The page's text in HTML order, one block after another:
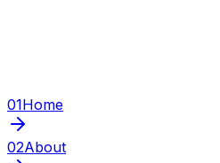
01Home
02About